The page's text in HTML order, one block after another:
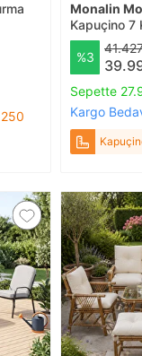
Monalin
Kapuçino 7
masa)
Balkon &
Grubu
Masalı
%3
Sepette
Kargo